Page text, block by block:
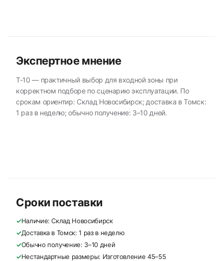
Экспертное мнение
T-10 — практичный выбор для входной зоны при
корректном подборе по сценарию эксплуатации. По
срокам ориентир: Склад Новосибирск; доставка в Томск:
1 раз в неделю; обычно получение: 3–10 дней.
Сроки поставки
✓Наличие: Склад Новосибирск
✓Доставка в Томск: 1 раз в неделю
✓Обычно получение: 3–10 дней
✓Нестандартные размеры: Изготовление 45–55